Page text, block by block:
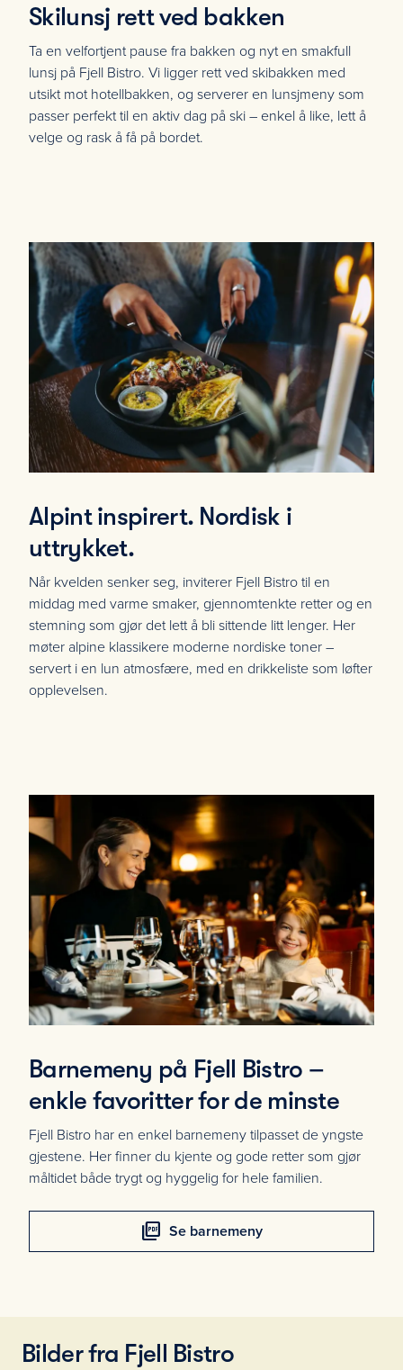
Skilunsj rett ved bakken
Ta en velfortjent pause fra bakken og nyt en smakfull
lunsj på Fjell Bistro. Vi ligger rett ved skibakken med
utsikt mot hotellbakken, og serverer en lunsjmeny som
passer perfekt til en aktiv dag på ski – enkel å like, lett å
velge og rask å få på bordet.
Alpint inspirert. Nordisk i
uttrykket.
Når kvelden senker seg, inviterer Fjell Bistro til en
middag med varme smaker, gjennomtenkte retter og en
stemning som gjør det lett å bli sittende litt lenger. Her
møter alpine klassikere moderne nordiske toner –
servert i en lun atmosfære, med en drikkeliste som løfter
opplevelsen.
Barnemeny på Fjell Bistro –
enkle favoritter for de minste
Fjell Bistro har en enkel barnemeny tilpasset de yngste
gjestene. Her finner du kjente og gode retter som gjør
måltidet både trygt og hyggelig for hele familien.
picture_as_pdf Se barnemeny
Bilder fra Fjell Bistro